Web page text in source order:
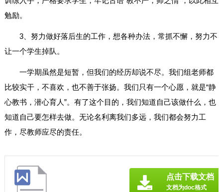
勉励。
3、努力做好落后生的工作，想各种办法，常抓不懈，努力不
让一个学生掉队。
一学期虽然是短暂，但我们的经历却说不尽。我们组老师都
比较实干，不喜欢，也不善于张扬。我们只有一个心愿，就是“静
心教书，潜心育人”。有了这个目的，我们知道自己该做什么，也
知道自己要怎样去做。无论名利离我们多远，我们都会努力工
作，尽教师应尽的责任。
点击下载文档
文档为doc格式